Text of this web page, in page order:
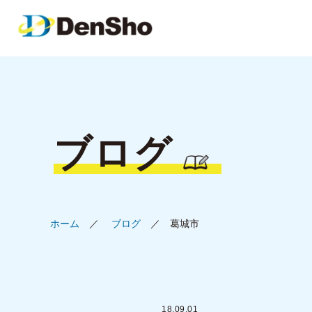
ブログ
ホーム ブログ 葛城市
18.09.01